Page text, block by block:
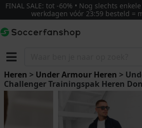
FINAL SALE: tot -60% • Nog slechts
werkdagen vóór 23:59 besteld =
Heren > Under Armour Heren >
Challenger Trainingspak Heren